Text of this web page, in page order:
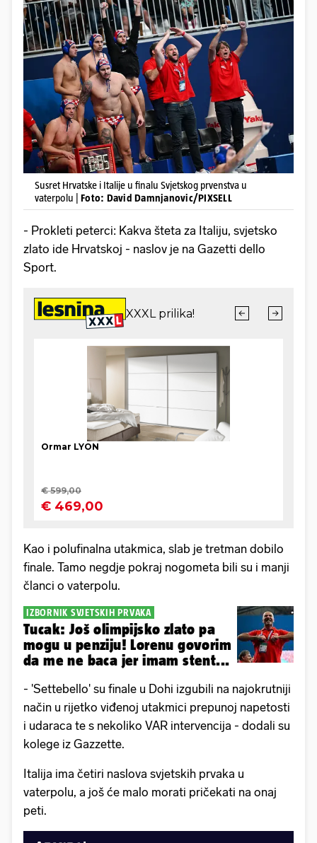
Susret Hrvatske i Italije u finalu Svjetskog prvenstva u
vaterpolu | Foto: David Damnjanovic/PIXSELL
- Prokleti peterci: Kakva šteta za Italiju, svjetsko
zlato ide Hrvatskoj - naslov je na Gazetti dello
Sport.
Kao i polufinalna utakmica, slab je tretman dobilo
finale. Tamo negdje pokraj nogometa bili su i manji
članci o vaterpolu.
IZBORNIK SVJETSKIH PRVAKA
Tucak: Još olimpijsko zlato pa
mogu u penziju! Lorenu govorim
da me ne baca jer imam stent...
- 'Settebello' su finale u Dohi izgubili na najokrutniji
način u rijetko viđenoj utakmici prepunoj napetosti
i udaraca te s nekoliko VAR intervencija - dodali su
kolege iz Gazzette.
Italija ima četiri naslova svjetskih prvaka u
vaterpolu, a još će malo morati pričekati na onaj
peti.